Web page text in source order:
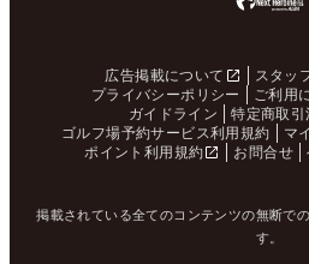
広告掲載について スタッ
プライバシーポリシー
ご利用
ガイドライン
特定商取
ゴルフ場予約サービス利用規約
マ
ポイント利用規約
お問合せ
掲載されている全てのコンテンツの無断で
す。